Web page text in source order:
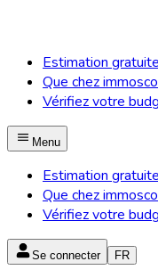
Estimation gratuite
Que chez
Vérifiez votre
Menu
Estimation gratuite
Que chez
Vérifiez votre
Se connecter FR